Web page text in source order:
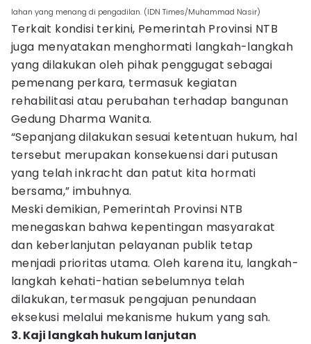
lahan yang menang di pengadilan. (IDN Times/Muhammad Nasir)
Terkait kondisi terkini, Pemerintah Provinsi NTB
juga menyatakan menghormati langkah-langkah
yang dilakukan oleh pihak penggugat sebagai
pemenang perkara, termasuk kegiatan
rehabilitasi atau perubahan terhadap bangunan
Gedung Dharma Wanita.
“Sepanjang dilakukan sesuai ketentuan hukum, hal
tersebut merupakan konsekuensi dari putusan
yang telah inkracht dan patut kita hormati
bersama,” imbuhnya.
Meski demikian, Pemerintah Provinsi NTB
menegaskan bahwa kepentingan masyarakat
dan keberlanjutan pelayanan publik tetap
menjadi prioritas utama. Oleh karena itu, langkah-
langkah kehati-hatian sebelumnya telah
dilakukan, termasuk pengajuan penundaan
eksekusi melalui mekanisme hukum yang sah.
3. Kaji langkah hukum lanjutan